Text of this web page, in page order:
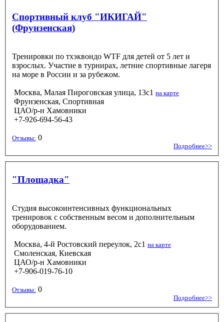
Спортивный клуб "ИКИГАЙ"
(Фрунзенская)
Тренировки по тхэквондо WTF для детей от 5 лет и
взрослых. Участие в турнирах, летние спортивные лагеря
на море в России и за рубежом.
Москва, Малая Пироговская улица, 13с1 на карте
Фрунзенская, Спортивная
ЦАО/р-н Хамовники
+7-926-694-56-43
Отзывы: 0
Подробнее>>
"Площадка"
Студия высокоинтенсивных функциональных
тренировок с собственным весом и дополнительным
оборудованием.
Москва, 4-й Ростовский переулок, 2с1 на карте
Смоленская, Киевская
ЦАО/р-н Хамовники
+7-906-019-76-10
Отзывы: 0
Подробнее>>